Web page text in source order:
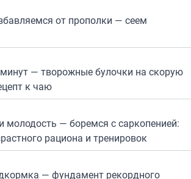
от прополки — сеем
— творожные булочки на скорую
к чаю
молодость — боремся с саркопенией:
рациона и тренировок
— фундамент рекордного